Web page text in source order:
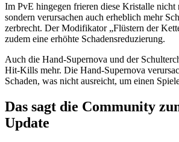
Im PvE hingegen frieren diese Kristalle nicht
sondern verursachen auch erheblich mehr
zerbrecht. Der Modifikator „Flüstern der
zudem eine erhöhte Schadensreduzierung.
Auch die Hand-Supernova und der
Hit-Kills mehr. Die Hand-Supernova
Schaden, was nicht ausreicht, um einen
Das sagt die Community
Update